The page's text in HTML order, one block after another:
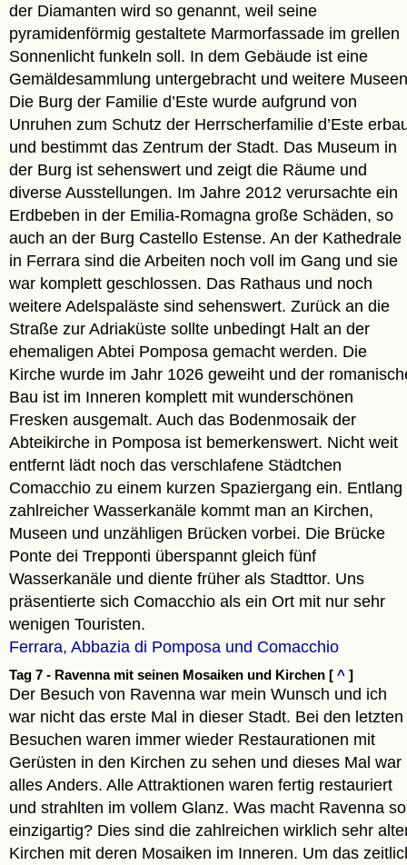
der Diamanten wird so genannt, weil seine
pyramidenförmig gestaltete Marmorfassade im grellen
Sonnenlicht funkeln soll. In dem Gebäude ist eine
Gemäldesammlung untergebracht und weitere
Die Burg der Familie d’Este wurde aufgrund von
Unruhen zum Schutz der Herrscherfamilie d’Este
und bestimmt das Zentrum der Stadt. Das Museum in
der Burg ist sehenswert und zeigt die Räume und
diverse Ausstellungen. Im Jahre 2012 verursachte ein
Erdbeben in der Emilia-Romagna große Schäden, so
auch an der Burg Castello Estense. An der Kathedrale
in Ferrara sind die Arbeiten noch voll im Gang und sie
war komplett geschlossen. Das Rathaus und noch
weitere Adelspaläste sind sehenswert. Zurück an die
Straße zur Adriaküste sollte unbedingt Halt an der
ehemaligen Abtei Pomposa gemacht werden. Die
Kirche wurde im Jahr 1026 geweiht und der
Bau ist im Inneren komplett mit wunderschönen
Fresken ausgemalt. Auch das Bodenmosaik der
Abteikirche in Pomposa ist bemerkenswert. Nicht weit
entfernt lädt noch das verschlafene Städtchen
Comacchio zu einem kurzen Spaziergang ein. Entlang
zahlreicher Wasserkanäle kommt man an Kirchen,
Museen und unzähligen Brücken vorbei. Die Brücke
Ponte dei Trepponti überspannt gleich fünf
Wasserkanäle und diente früher als Stadttor. Uns
präsentierte sich Comacchio als ein Ort mit nur sehr
wenigen Touristen.
Ferrara, Abbazia di Pomposa und Comacchio
Tag 7 - Ravenna mit seinen Mosaiken und Kirchen [ ^ ]
Der Besuch von Ravenna war mein Wunsch und ich
war nicht das erste Mal in dieser Stadt. Bei den letzten
Besuchen waren immer wieder Restaurationen mit
Gerüsten in den Kirchen zu sehen und dieses Mal war
alles Anders. Alle Attraktionen waren fertig restauriert
und strahlten im vollem Glanz. Was macht Ravenna so
einzigartig? Dies sind die zahlreichen wirklich sehr
Kirchen mit deren Mosaiken im Inneren. Um das